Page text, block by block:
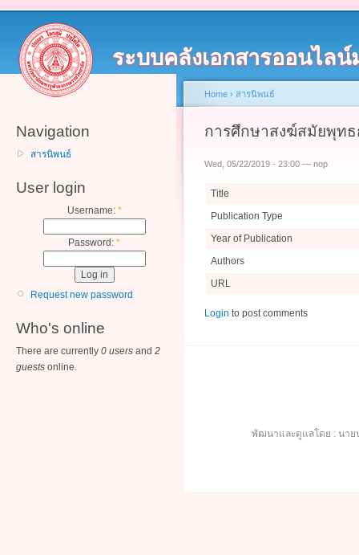
ระบบคลังเอกสารออนไล
Navigation
สารนิพนธ์
User login
Username: *
Password: *
Request new password
Who's online
There are currently 0 users and 2
guests online.
Home › สารนิพนธ์
การศึกษาสงฆ์สมัยพุท
Wed, 05/22/2019 - 23:00 — nop
Title
Publication Type
Year of Publication
Authors
URL
Login to post comments
พัฒนาและดูแลโดย : นาย